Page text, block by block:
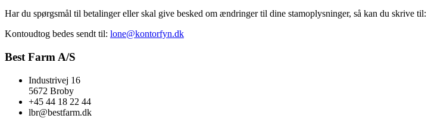
Har du spørgsmål til betalinger eller skal give besked om ændringer til dine stamoplysninger, så kan du skrive til:
Kontoudtog bedes sendt til: lone@kontorfyn.dk
Best Farm A/S
Industrivej 16
5672 Broby
+45 44 18 22 44
lbr@bestfarm.dk